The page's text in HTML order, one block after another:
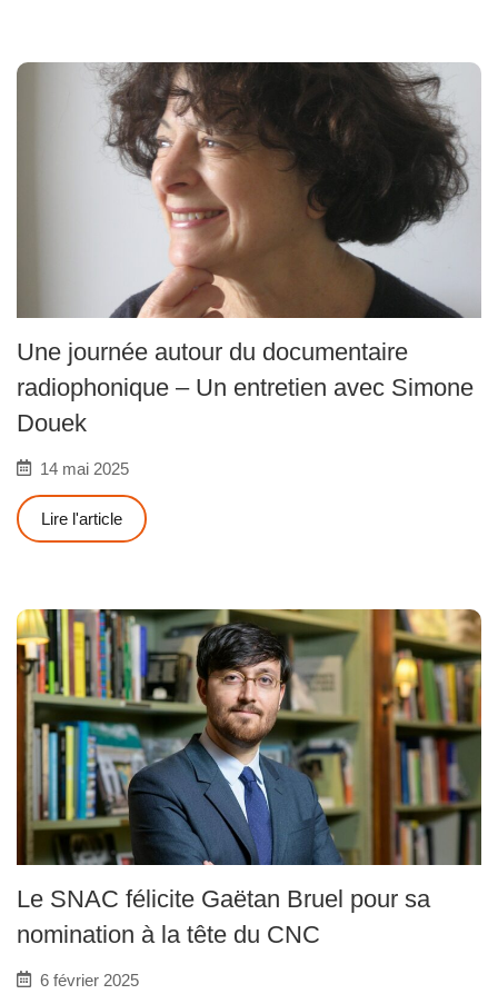
Une journée autour du documentaire
radiophonique – Un entretien avec Simone
Douek
14 mai 2025
Lire l'article
Le SNAC félicite Gaëtan Bruel pour sa
nomination à la tête du CNC
6 février 2025